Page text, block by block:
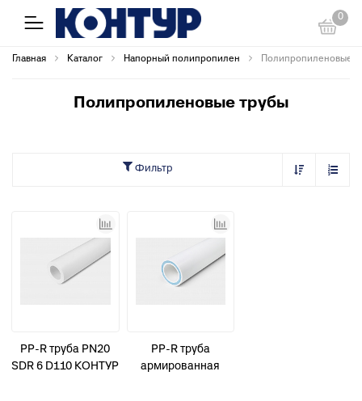
0
Главная Каталог Напорный полипропилен Полипропиленовые
Полипропиленовые трубы
Фильтр
PP-R труба PN20
SDR 6 D110 КОНТУР
PP-R труба
армированная